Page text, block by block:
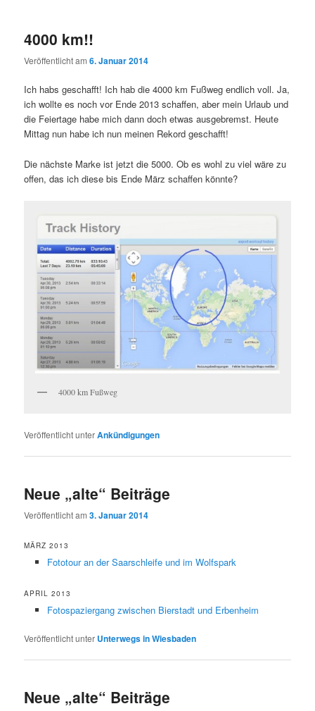
4000 km!!
Veröffentlicht am6. Januar 2014
Ich habs geschafft! Ich hab die 4000 km Fußweg endlich voll. Ja,
ich wollte es noch vor Ende 2013 schaffen, aber mein Urlaub und
die Feiertage habe mich dann doch etwas ausgebremst. Heute
Mittag nun habe ich nun meinen Rekord geschafft!
Die nächste Marke ist jetzt die 5000. Ob es wohl zu viel wäre zu
offen, das ich diese bis Ende März schaffen könnte?
4000 km Fußweg
Veröffentlicht unterAnkündigungen
Neue „alte“ Beiträge
Veröffentlicht am3. Januar 2014
MÄRZ 2013
Fototour an der Saarschleife und im Wolfspark
APRIL 2013
Fotospaziergang zwischen Bierstadt und Erbenheim
Veröffentlicht unter Unterwegs in Wiesbaden
Neue „alte“ Beiträge